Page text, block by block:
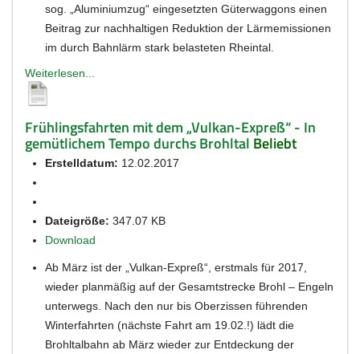
sog. „Aluminiumzug“ eingesetzten Güterwaggons einen
Beitrag zur nachhaltigen Reduktion der Lärmemissionen
im durch Bahnlärm stark belasteten Rheintal.
Weiterlesen...
Frühlingsfahrten mit dem „Vulkan-Expreß“ - In
gemütlichem Tempo durchs Brohltal Beliebt
Erstelldatum: 12.02.2017
Dateigröße: 347.07 KB
Download
Ab März ist der „Vulkan-Expreß“, erstmals für 2017,
wieder planmäßig auf der Gesamtstrecke Brohl – Engeln
unterwegs. Nach den nur bis Oberzissen führenden
Winterfahrten (nächste Fahrt am 19.02.!) lädt die
Brohltalbahn ab März wieder zur Entdeckung der